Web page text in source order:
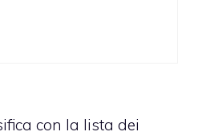
con la lista dei